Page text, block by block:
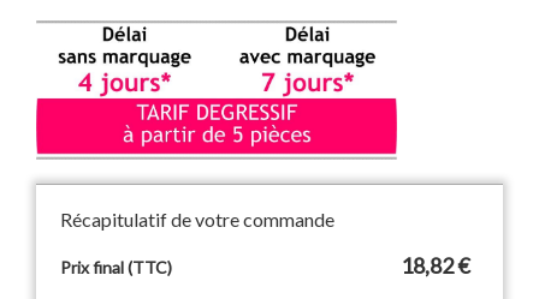
Récapitulatif de votre commande
Prix final (TTC)
18,82 €